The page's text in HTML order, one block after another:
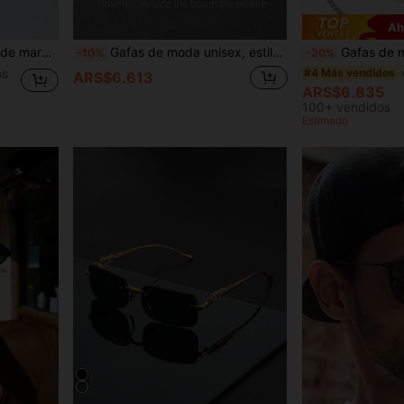
fiestas, playa y decoración diaria -10% Gafas de moda unisex, estilo aviador clásico, adecuadas para hombres y mujeres para deportes al aire libre, conducir, pescar, ciclismo, golf, decoración de playa
ARS$6.613
-20% Gafas de montura de metal media montura con
#4 Más vendidos
ARS$6.835
100+ vendidos
Estimado